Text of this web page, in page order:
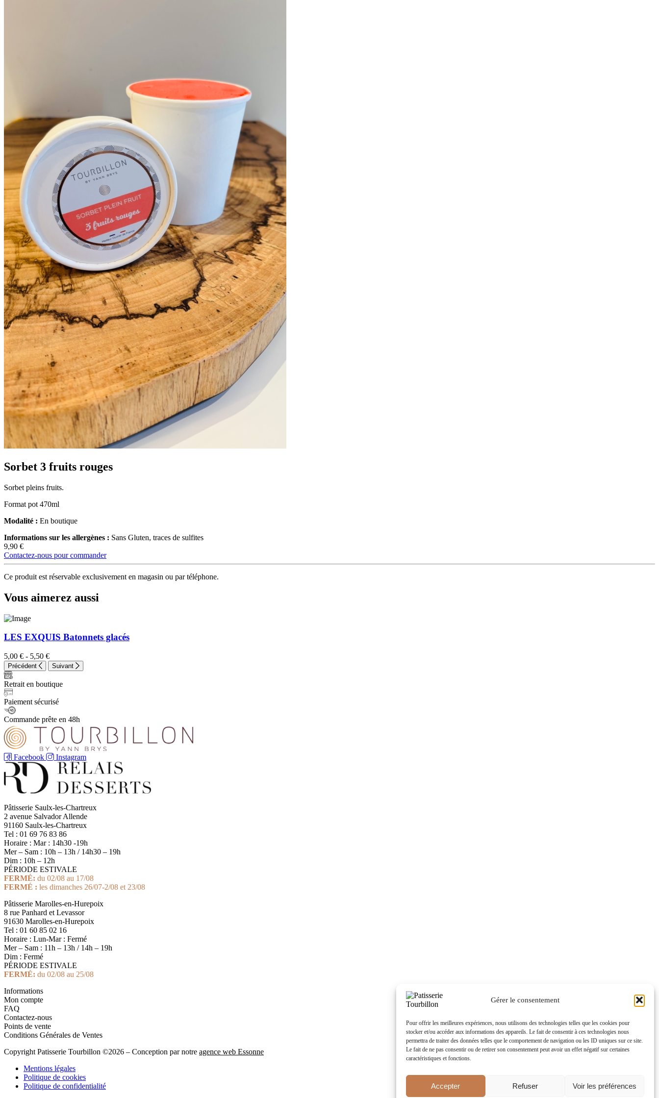
Gérer le consentement
Pour offrir les meilleures expériences, nous utilisons des technologies telles que les cookies pour
stocker et/ou accéder aux informations des appareils. Le fait de consentir à ces technologies nous
permettra de traiter des données telles que le comportement de navigation ou les ID uniques sur ce site.
Le fait de ne pas consentir ou de retirer son consentement peut avoir un effet négatif sur certaines
caractéristiques et fonctions.
Accepter Refuser Voir les préférences
Sorbet 3 fruits rouges
Sorbet pleins fruits.
Format pot 470ml
Modalité : En boutique
Informations sur les allergènes : Sans Gluten, traces de sulfites
9,90 €
Contactez-nous pour commander
Ce produit est réservable exclusivement en magasin ou par téléphone.
Vous aimerez aussi
LES EXQUIS Batonnets glacés
5,00 € - 5,50 €
Précédent Suivant
Retrait en boutique
Paiement sécurisé
Commande prête en 48h
Facebook Instagram
Pâtisserie Saulx-les-Chartreux
2 avenue Salvador Allende
91160 Saulx-les-Chartreux
Tel : 01 69 76 83 86
Horaire : Mar : 14h30 -19h
Mer – Sam : 10h – 13h / 14h30 – 19h
Dim : 10h – 12h
PÉRIODE ESTIVALE
FERMÉ: du 02/08 au 17/08
FERMÉ : les dimanches 26/07-2/08 et 23/08
Pâtisserie Marolles-en-Hurepoix
8 rue Panhard et Levassor
91630 Marolles-en-Hurepoix
Tel : 01 60 85 02 16
Horaire : Lun-Mar : Fermé
Mer – Sam : 11h – 13h / 14h – 19h
Dim : Fermé
PÉRIODE ESTIVALE
FERMÉ: du 02/08 au 25/08
Informations
Mon compte
FAQ
Contactez-nous
Points de vente
Conditions Générales de Ventes
Copyright Patisserie Tourbillon ©2026 – Conception par notre agence web Essonne
Mentions légales
Politique de cookies
Politique de confidentialité